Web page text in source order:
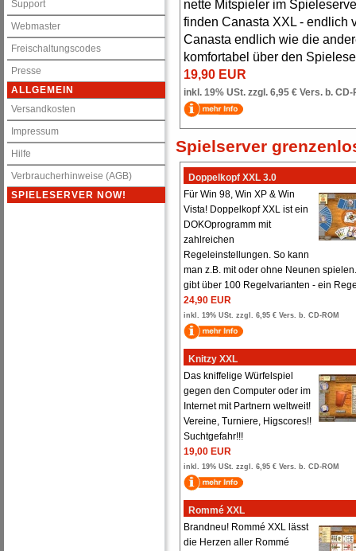
Support
Webmaster
Freischaltungscodes
Presse
ALLGEMEIN
Versandkosten
Impressum
Hilfe
Verbraucherhinweise (AGB)
SPIELESERVER NOW!
nette Mitspieler im
finden Canasta XXL - endlich
Canasta endlich wie die
komfortabel über den
19,90 EUR
inkl. 19% USt. zzgl. 6,95 € Vers. b. CD-
Spielserver
Doppelkopf XXL 3.0
Für Win 98, Win XP & Win
Vista! Doppelkopf XXL ist ein
DOKOprogramm mit
zahlreichen
Regeleinstellungen. So kann
man z.B. mit oder ohne Neunen
gibt über 100 Regelvarianten - ein
24,90 EUR
inkl. 19% USt. zzgl. 6,95 € Vers. b. CD-ROM
Knitzy XXL
Das kniffelige Würfelspiel
gegen den Computer oder im
Internet mit Partnern weltweit!
Vereine, Turniere, Higscores!!
Suchtgefahr!!!
19,00 EUR
inkl. 19% USt. zzgl. 6,95 € Vers. b. CD-ROM
Rommé XXL
Brandneu! Rommé XXL lässt
die Herzen aller Rommé